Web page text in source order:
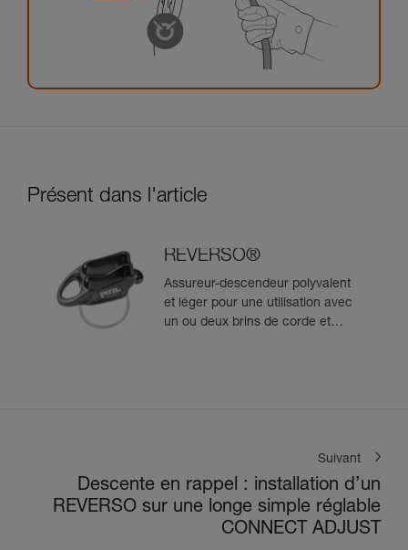
Présent dans l'article
REVERSO®
Assureur-descendeur polyvalent
et léger pour une utilisation avec
un ou deux brins de corde et
Suivant
Descente en rappel : installation d’un
REVERSO sur une longe simple réglable
CONNECT ADJUST